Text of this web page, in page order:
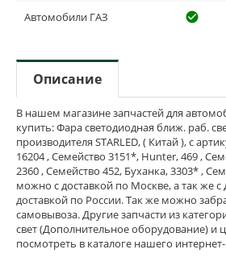
Автомобили ГАЗ
Описание
В нашем магазине запчастей для
купить: Фара светодиодная ближ. раб.
производителя STARLED, ( Китай ), с
16204 , Семейство 3151*, Hunter, 469 ,
2360 , Семейство 452, Буханка, 3303* ,
можно с доставкой по Москве, а так же
доставкой по России. Так же можно
самовывоза. Другие запчасти из
свет (Дополнительное оборудование)
посмотреть в каталоге нашего